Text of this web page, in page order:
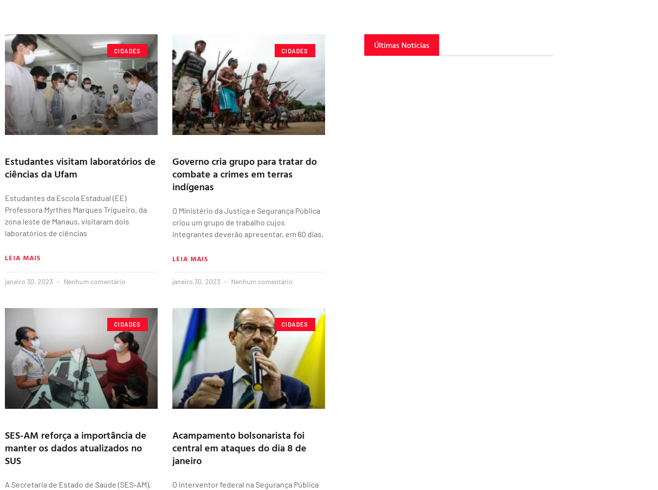
CIDADES
Estudantes visitam laboratórios de
ciências da Ufam
Estudantes da Escola Estadual (EE)
Professora Myrthes Marques Trigueiro, da
zona leste de Manaus, visitaram dois
laboratórios de ciências
LEIA MAIS
janeiro 30, 2023 Nenhum comentário
CIDADES
Governo cria grupo para tratar do
combate a crimes em terras
indígenas
O Ministério da Justiça e Segurança Pública
criou um grupo de trabalho cujos
integrantes deverão apresentar, em 60 dias,
LEIA MAIS
janeiro 30, 2023 Nenhum comentário
CIDADES
SES-AM reforça a importância de
manter os dados atualizados no
SUS
A Secretaria de Estado de Saúde (SES-AM),
CIDADES
Acampamento bolsonarista foi
central em ataques do dia 8 de
janeiro
O interventor federal na Segurança Pública
Últimas Notícias